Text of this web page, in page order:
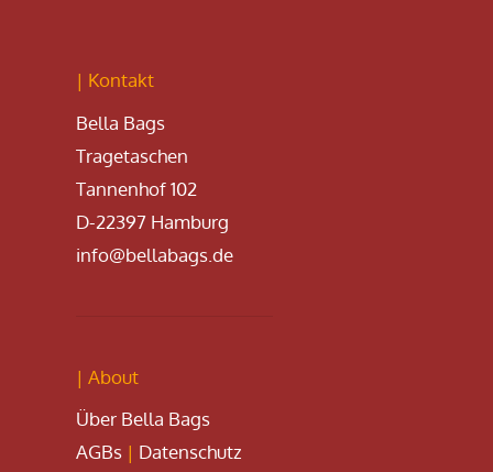
| Kontakt
Bella Bags
Tragetaschen
Tannenhof 102
D-22397 Hamburg
info@bellabags.de
| About
Über Bella Bags
AGBs | Datenschutz